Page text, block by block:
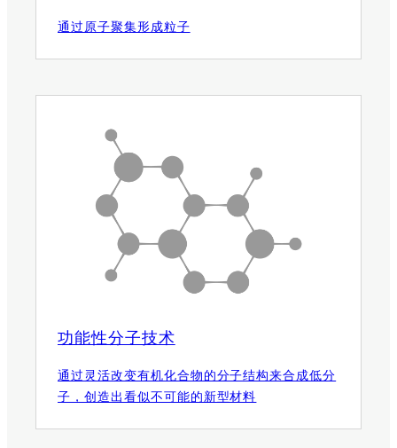
通过原子聚集形成粒子
功能性分子技术
通过灵活改变有机化合物的分子结构来合成低分
子，创造出看似不可能的新型材料